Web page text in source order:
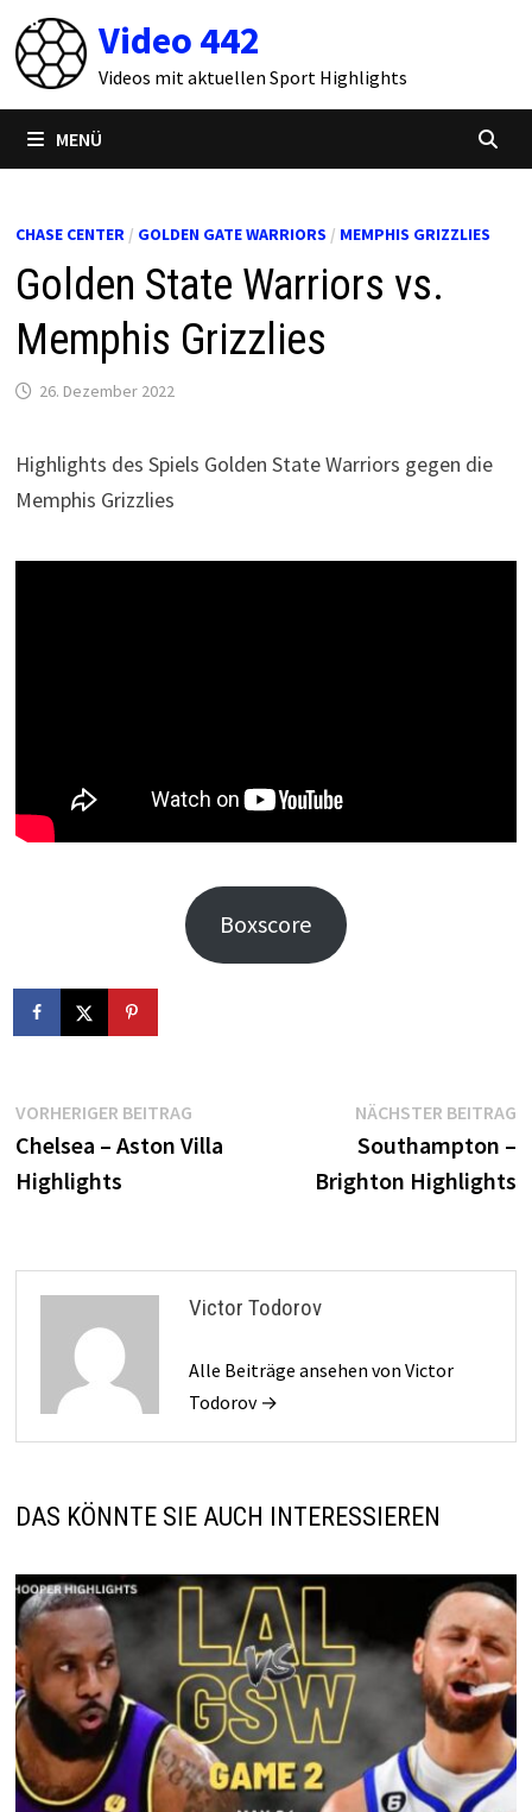
Zum
Inhalt
springen
Video 442
Videos mit aktuellen Sport Highlights
MENÜ
CHASE CENTER/ GOLDEN GATE WARRIORS / MEMPHIS GRIZZLIES
Golden State Warriors vs.
Memphis Grizzlies
26. Dezember 2022
Highlights des Spiels Golden State Warriors gegen die
Memphis Grizzlies
Boxscore
Beitragsnavigation
VORHERIGER BEITRAGVorheriger
Beitrag:
Chelsea – Aston Villa
Highlights
NÄCHSTER BEITRAG
Southampton –
Brighton Highlights
Victor Todorov
Alle Beiträge ansehen von Victor
Todorov →
DAS KÖNNTE SIE AUCH INTERESSIEREN